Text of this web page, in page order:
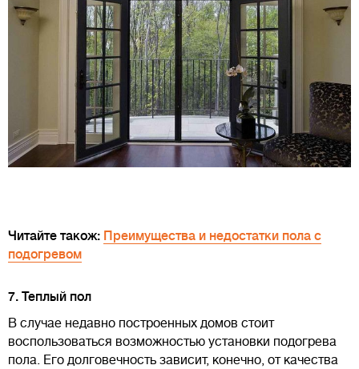
Читайте також: Преимущества и недостатки пола с
подогревом
7. Теплый пол
В случае недавно построенных домов стоит
воспользоваться возможностью установки подогрева
пола. Его долговечность зависит, конечно, от качества